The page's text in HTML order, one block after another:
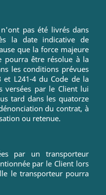
pas été livrés dans
la date indicative de
que la force majeure
pourra être résolue à la
les conditions prévues
et L241-4 du Code de la
versées par le Client lui
tard dans les quatorze
du contrat, à
ou retenue.
par un transporteur
par le Client lors
le transporteur pourra